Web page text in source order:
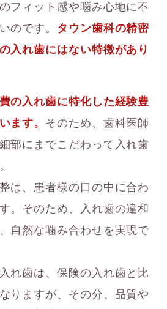
フィット感や噛み心地に不
のです。 タウン歯科の精密
入れ歯にはない特徴があり
の入れ歯に特化した経験豊
ます。 そのため、歯科医師
部にまでこだわって入れ歯
は、患者様の口の中に合わ
。そのため、入れ歯の違和
自然な噛み合わせを実現で
れ歯は、保険の入れ歯と比
りますが、その分、品質や